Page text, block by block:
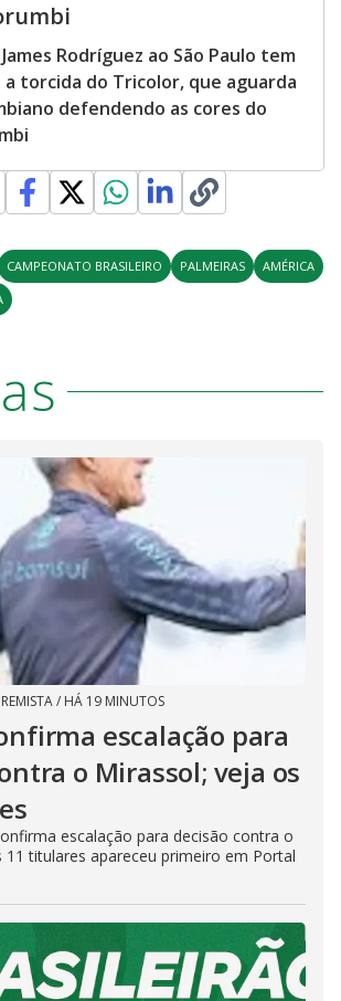
Rodríguez ao São Paulo tem
torcida do Tricolor, que aguarda
defendendo as cores do
CAMPEONATO BRASILEIRO PALMEIRAS
AMÉRICA
/ HÁ 19 MINUTOS
escalação para
o Mirassol; veja os
escalação para decisão contra o
11 titulares apareceu primeiro em Portal